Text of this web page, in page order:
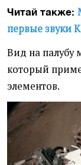
Читай также:
первые звуки
Вид на палубу
который
элементов.